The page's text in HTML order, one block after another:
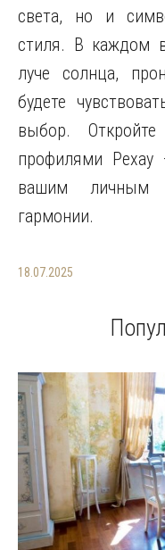
света, но и
стиля. В каждом
луче солнца,
будете
выбор.
профилями
вашим личным
гармонии.
18.07.2025